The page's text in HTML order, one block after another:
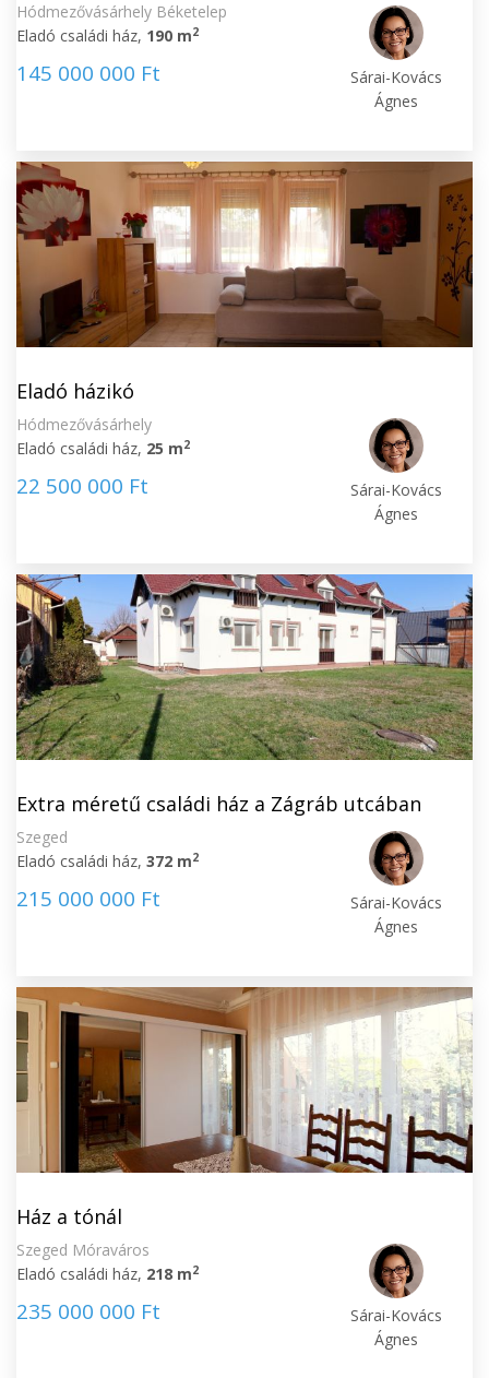
Hódmezővásárhely Béketelep
Eladó családi ház, 190 m2
145 000 000 Ft
Sárai-Kovács
Ágnes
Eladó házikó
Hódmezővásárhely
Eladó családi ház, 25 m2
22 500 000 Ft
Sárai-Kovács
Ágnes
Extra méretű családi ház a Zágráb utcában
Szeged
Eladó családi ház, 372 m2
215 000 000 Ft
Sárai-Kovács
Ágnes
Ház a tónál
Szeged Móraváros
Eladó családi ház, 218 m2
235 000 000 Ft
Sárai-Kovács
Ágnes